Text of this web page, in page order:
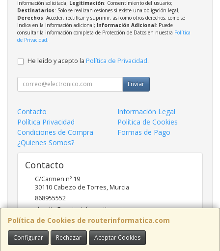
Política de Cookies de routerinformatica.com
Configurar Rechazar Aceptar Cookies
información solicitada; Legitimación: Consentimiento del usuario;
Destinatarios: Solo se realizan cesiones si existe una obligación legal;
Derechos: Acceder, rectificar y suprimir, así como otros derechos, como se
indica en la información adicional; Información Adicional: Puede
consultar la información completa de Protección de Datos en nuestra Política
de Privacidad
He leído y acepto la Política de Privacidad.
Enviar
Contacto
Información Legal
Política Privacidad
Política de Cookies
Condiciones de Compra
Formas de Pago
¿Quienes Somos?
Contacto
C/Carmen nº 19
30110 Cabezo de Torres,Murcia
868955552
claudio@routerinformatica.net
Horario